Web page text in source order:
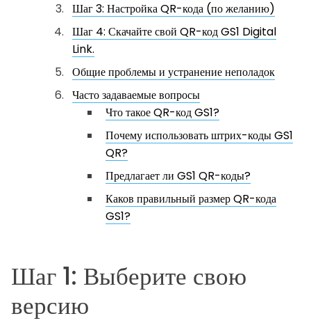
Шаг 3: Настройка QR-кода (по желанию)
Шаг 4: Скачайте свой QR-код GS1 Digital
Link.
Общие проблемы и устранение неполадок
Часто задаваемые вопросы
Что такое QR-код GS1?
Почему использовать штрих-коды GS1
QR?
Предлагает ли GS1 QR-коды?
Каков правильный размер QR-кода
GS1?
Шаг 1: Выберите свою
версию